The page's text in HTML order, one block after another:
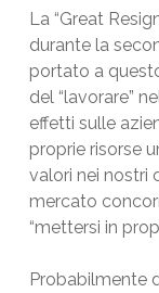
La “Great
durante la
portato a
del “lavorare”
effetti sulle
proprie risorse
valori nei nostri
mercato
“mettersi in
Probabilmente